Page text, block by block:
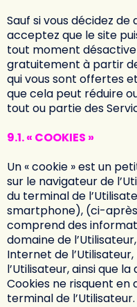
Sauf si vous décidez
acceptez que le site
tout moment
gratuitement à partir
qui vous sont offertes
que cela peut réduire
tout ou partie des
9.1. « COOKIES »
Un « cookie » est un
sur le navigateur de
du terminal de
smartphone), (ci-après
comprend des
domaine de
Internet de
l’Utilisateur, ainsi que
Cookies ne risquent en
terminal de l’Utilisateur.